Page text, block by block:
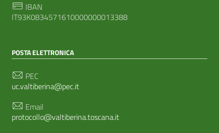
IBAN
IT93K0834571610000000013388
POSTA ELETTRONICA
PEC
uc.valtiberina@pec.it
Email
protocollo@valtiberina.toscana.it